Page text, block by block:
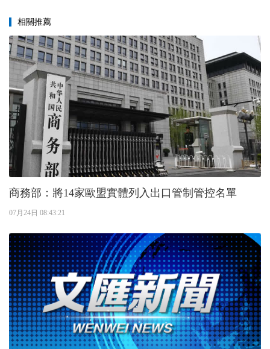
相關推薦
商務部：將14家歐盟實體列入出口管制管控名單
07月24日 08:43:21